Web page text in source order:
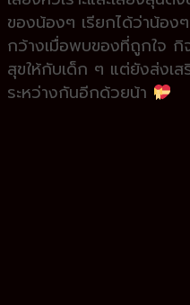
ของน้องๆ เรียกได้ว่าน้อง
กว้างเมื่อพบของที่ถูกใจ
สุขให้กับเด็ก ๆ แต่ยังส่งเส
ระหว่างกันอีกด้วยน้า